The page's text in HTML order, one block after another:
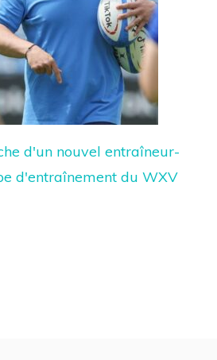
d'un nouvel entraîneur-
d'entraînement du WXV